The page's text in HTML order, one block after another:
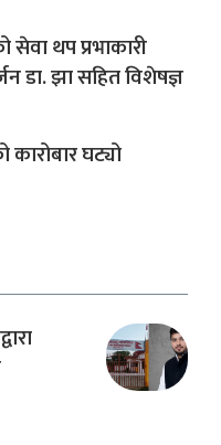
सेवा थप प्रभाकारी
डा. झा सहित विशेषज्ञ
कारोबार घट्यो